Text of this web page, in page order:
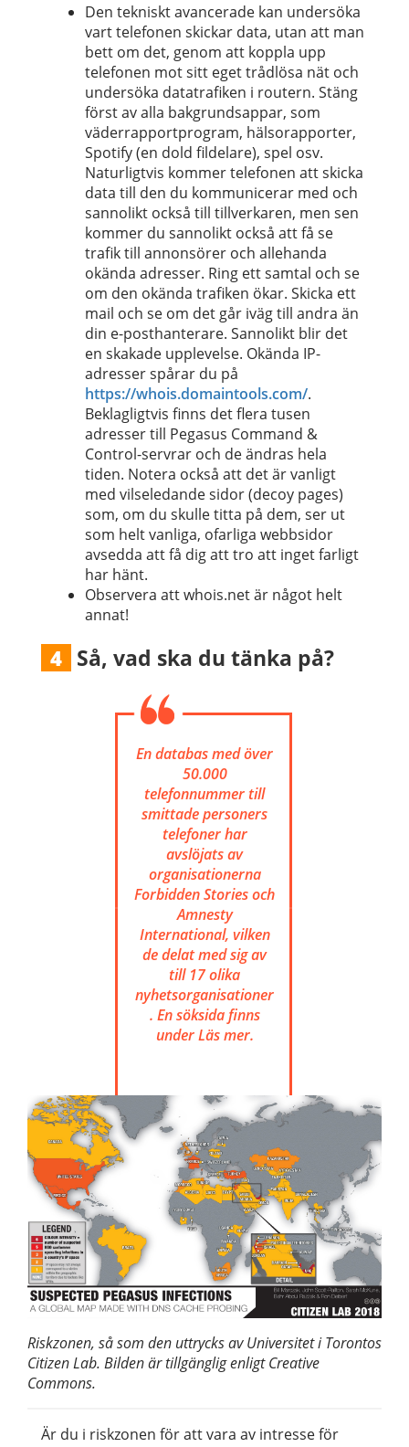
Den tekniskt avancerade kan undersöka
vart telefonen skickar data, utan att man
bett om det, genom att koppla upp
telefonen mot sitt eget trådlösa nät och
undersöka datatrafiken i routern. Stäng
först av alla bakgrundsappar, som
väderrapportprogram, hälsorapporter,
Spotify (en dold fildelare), spel osv.
Naturligtvis kommer telefonen att skicka
data till den du kommunicerar med och
sannolikt också till tillverkaren, men sen
kommer du sannolikt också att få se
trafik till annonsörer och allehanda
okända adresser. Ring ett samtal och se
om den okända trafiken ökar. Skicka ett
mail och se om det går iväg till andra än
din e-posthanterare. Sannolikt blir det
en skakade upplevelse. Okända IP-
adresser spårar du på
https://whois.domaintools.com/.
Beklagligtvis finns det flera tusen
adresser till Pegasus Command &
Control-servrar och de ändras hela
tiden. Notera också att det är vanligt
med vilseledande sidor (decoy pages)
som, om du skulle titta på dem, ser ut
som helt vanliga, ofarliga webbsidor
avsedda att få dig att tro att inget farligt
har hänt.
Observera att whois.net är något helt
annat!
4 Så, vad ska du tänka på?
En databas med över
50.000
telefonnummer till
smittade personers
telefoner har
avslöjats av
organisationerna
Forbidden Stories och
Amnesty
International, vilken
de delat med sig av
till 17 olika
nyhetsorganisationer
. En söksida finns
under Läs mer.
Riskzonen, så som den uttrycks av Universitet i Torontos
Citizen Lab. Bilden är tillgänglig enligt Creative
Commons.
Är du i riskzonen för att vara av intresse för